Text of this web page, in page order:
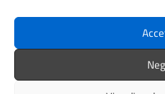
SEGUICI SU
Facebook YouTube